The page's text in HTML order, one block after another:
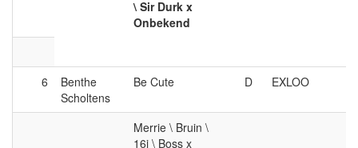
\ Sir Durk x
Onbekend
6
Benthe
Scholtens
Be Cute D EXLOO
Merrie \ Bruin \
16j \ Boss x